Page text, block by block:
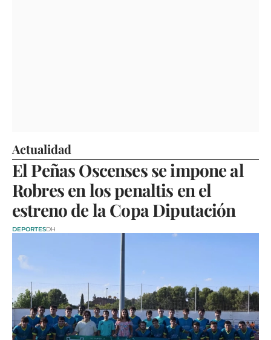
Actualidad
El Peñas Oscenses se impone al
Robres en los penaltis en el
estreno de la Copa Diputación
DEPORTESDH